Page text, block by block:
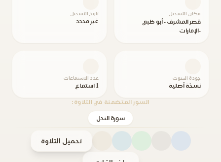
مكان التسجيل
قصر المشرف - أبو ظبي
-الإمارات
تاريخ التسجيل
غير محدد
جودة الصوت
نسخة أصلية
عدد الاستماعات
1 استماع
السور المتضمنة في التلاوة:
سورة النحل
تحميل التلاوة